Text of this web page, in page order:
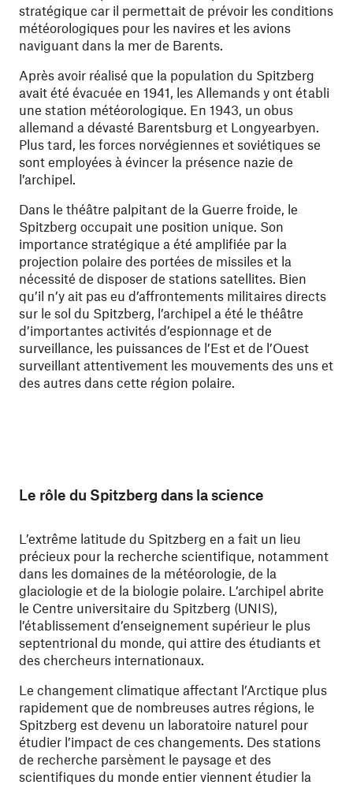
stratégique car il permettait de prévoir les conditions
météorologiques pour les navires et les avions
naviguant dans la mer de Barents.
Après avoir réalisé que la population du Spitzberg
avait été évacuée en 1941, les Allemands y ont établi
une station météorologique. En 1943, un obus
allemand a dévasté Barentsburg et Longyearbyen.
Plus tard, les forces norvégiennes et soviétiques se
sont employées à évincer la présence nazie de
l’archipel.
Dans le théâtre palpitant de la Guerre froide, le
Spitzberg occupait une position unique. Son
importance stratégique a été amplifiée par la
projection polaire des portées de missiles et la
nécessité de disposer de stations satellites. Bien
qu’il n’y ait pas eu d’affrontements militaires directs
sur le sol du Spitzberg, l’archipel a été le théâtre
d’importantes activités d’espionnage et de
surveillance, les puissances de l’Est et de l’Ouest
surveillant attentivement les mouvements des uns et
des autres dans cette région polaire.
Le rôle du Spitzberg dans la science
L’extrême latitude du Spitzberg en a fait un lieu
précieux pour la recherche scientifique, notamment
dans les domaines de la météorologie, de la
glaciologie et de la biologie polaire. L’archipel abrite
le Centre universitaire du Spitzberg (UNIS),
l’établissement d’enseignement supérieur le plus
septentrional du monde, qui attire des étudiants et
des chercheurs internationaux.
Le changement climatique affectant l’Arctique plus
rapidement que de nombreuses autres régions, le
Spitzberg est devenu un laboratoire naturel pour
étudier l’impact de ces changements. Des stations
de recherche parsèment le paysage et des
scientifiques du monde entier viennent étudier la